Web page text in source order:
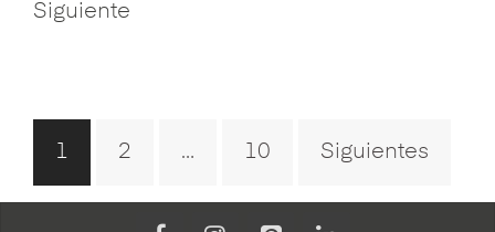
Siguiente
Navegación
de
entradas
1 2 … 10 Siguientes